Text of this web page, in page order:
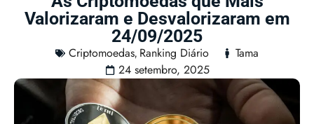
Valorizaram e Desvalorizaram em
24/09/2025
Criptomoedas, Ranking Diário
Tama
24 setembro, 2025